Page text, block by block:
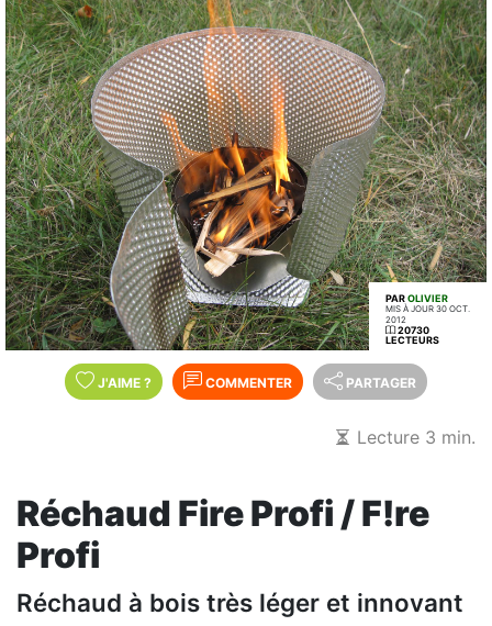
PAROLIVIER
MIS À JOUR 30 OCT.
2012
20730
LECTEURS
J'AIME ? COMMENTER PARTAGER
Lecture 3 min.
Réchaud Fire Profi / F!re
Profi
Réchaud à bois très léger et innovant